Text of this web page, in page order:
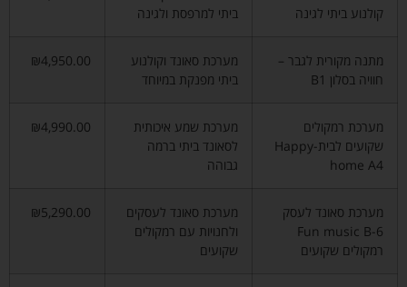
קולנוע ביתי לגינה
ביתי למרפסת ולגינה
מתנה מקורית לגבר –
חוויה בסלון B1
מערכת סאונד וקולנוע
ביתי מפנקת במיוחד
₪4,950.00
מערכת רמקולים
שקועים לבית-Happy
home A4
מערכת שמע איכותית
לסאונד ביתי ברמה
גבוהה
₪4,990.00
מערכת סאונד לעסק
Fun music B-6
רמקולים שקועים
מערכת סאונד לעסקים
ולחנויות עם רמקולים
שקועים
₪5,290.00